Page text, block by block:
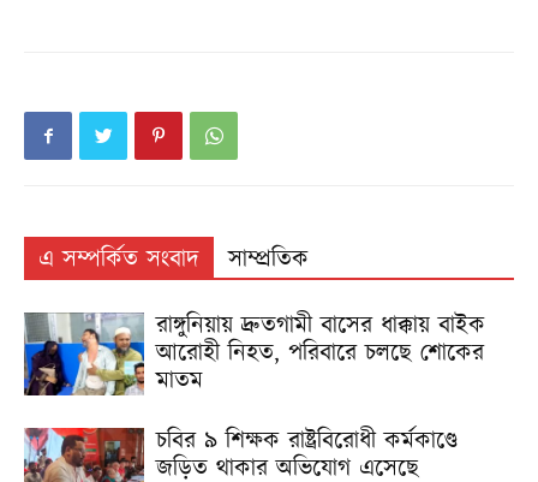
এ সম্পর্কিত সংবাদ
সাম্প্রতিক
রাঙ্গুনিয়ায় দ্রুতগামী বাসের ধাক্কায় বাইক
আরোহী নিহত, পরিবারে চলছে শোকের
মাতম
চবির ৯ শিক্ষক রাষ্ট্রবিরোধী কর্মকাণ্ডে
জড়িত থাকার অভিযোগ এসেছে